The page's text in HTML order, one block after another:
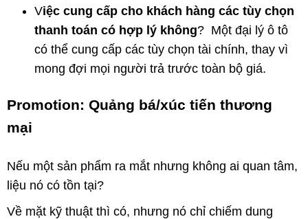
Việc cung cấp cho khách hàng các tùy chọn
thanh toán có hợp lý không? Một đại lý ô tô
có thể cung cấp các tùy chọn tài chính, thay vì
mong đợi mọi người trả trước toàn bộ giá.
Promotion: Quảng bá/xúc tiến thương
mại
Nếu một sản phẩm ra mắt nhưng không ai quan tâm,
liệu nó có tồn tại?
Về mặt kỹ thuật thì có, nhưng nó chỉ chiếm dung